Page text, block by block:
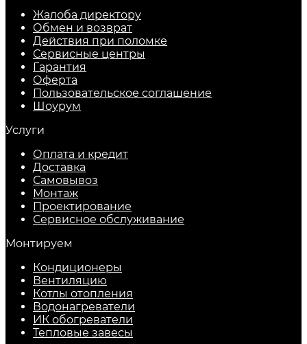
Жалоба директору
Обмен и возврат
Действия при поломке
Сервисные центры
Гарантия
Оферта
Пользовательское соглашение
Шоурум
Услуги
Оплата и кредит
Доставка
Самовывоз
Монтаж
Проектирование
Сервисное обслуживание
Монтируем
Кондиционеры
Вентиляцию
Котлы отопления
Водонагреватели
ИК обогреватели
Тепловые завесы